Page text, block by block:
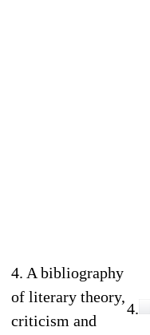
4. A bibliography
of literary theory,
criticism and
4.